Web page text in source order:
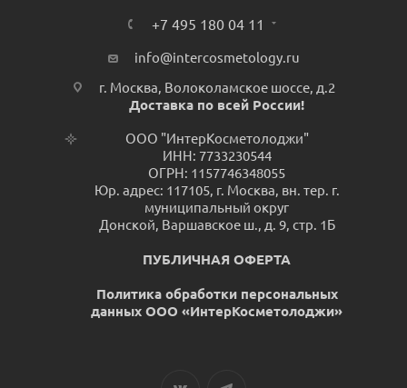
+7 495 180 04 11
info@intercosmetology.ru
г. Москва, Волоколамское шоссе, д.2
Доставка по всей России!
ООО "ИнтерКосметолоджи"
ИНН: 7733230544
ОГРН: 1157746348055
Юр. адрес: 117105, г. Москва, вн. тер. г.
муниципальный округ
Донской, Варшавское ш., д. 9, стр. 1Б
ПУБЛИЧНАЯ ОФЕРТА
Политика обработки персональных
данных ООО «ИнтерКосметолоджи»